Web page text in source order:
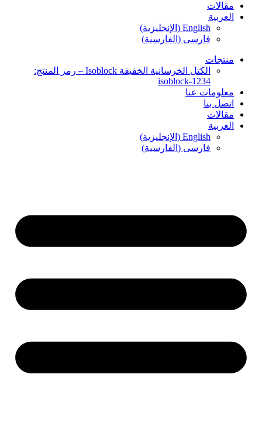
مقالات
العربية
English
( الإنجليزية)
فارسی ( الفارسية)
منتجات
الكتل الخرسانية الخفيفة Isoblock – رمز المنتج:
isoblock-1234
معلومات عنا
اتصل بنا
مقالات
العربية
English
( الإنجليزية)
فارسی ( الفارسية)